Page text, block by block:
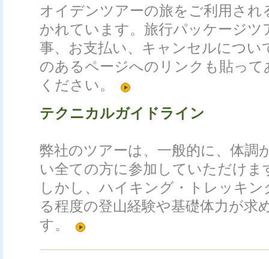
オイデンツアーの旅をご利用され
かれています。旅行パッケージツ
事、お支払い、キャンセルについ
のあるページへのリンクも貼っ
ください。
テクニカルガイドライン
弊社のツアーは、一般的に、体調
い全ての方に参加していただけま
しかし、ハイキング・トレッキ
る程度の登山経験や基礎体力が求
す。